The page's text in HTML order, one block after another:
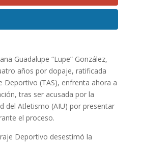
Guadalupe “Lupe” González,
años por dopaje, ratificada
Deportivo (TAS), enfrenta ahora a
tras ser acusada por la
del Atletismo (AIU) por presentar
el proceso.
Deportivo desestimó la